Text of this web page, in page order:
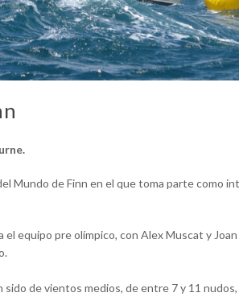
Mundo de Finn en el que toma parte como
el equipo pre olímpico, con Alex Muscat y
de vientos medios, de entre 7 y 11